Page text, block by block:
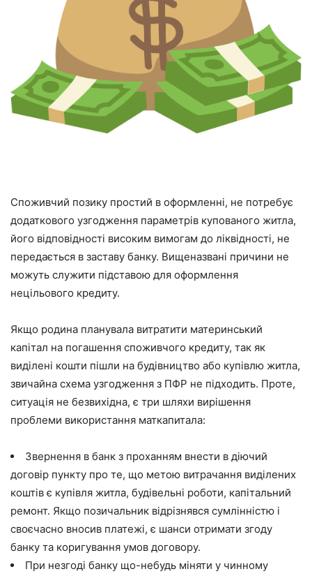
Споживчий позику простий в оформленні, не потребує
додаткового узгодження параметрів купованого житла,
його відповідності високим вимогам до ліквідності, не
передається в заставу банку. Вищеназвані причини не
можуть служити підставою для оформлення
нецільового кредиту.
Якщо родина планувала витратити материнський
капітал на погашення споживчого кредиту, так як
виділені кошти пішли на будівництво або купівлю житла,
звичайна схема узгодження з ПФР не підходить. Проте,
ситуація не безвихідна, є три шляхи вирішення
проблеми використання маткапитала:
Звернення в банк з проханням внести в діючий
договір пункту про те, що метою витрачання виділених
коштів є купівля житла, будівельні роботи, капітальний
ремонт. Якщо позичальник відрізнявся сумлінністю і
своєчасно вносив платежі, є шанси отримати згоду
банку та коригування умов договору.
При незгоді банку що-небудь міняти у чинному